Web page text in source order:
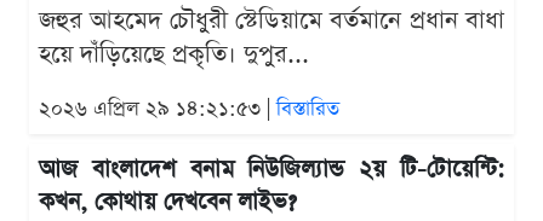
জহুর আহমেদ চৌধুরী স্টেডিয়ামে বর্তমানে প্রধান বাধা
হয়ে দাঁড়িয়েছে প্রকৃতি। দুপুর...
২০২৬ এপ্রিল ২৯ ১৪:২১:৫৩ |বিস্তারিত
আজ বাংলাদেশ বনাম নিউজিল্যান্ড ২য় টি-টোয়েন্টি:
কখন, কোথায় দেখবেন লাইভ?